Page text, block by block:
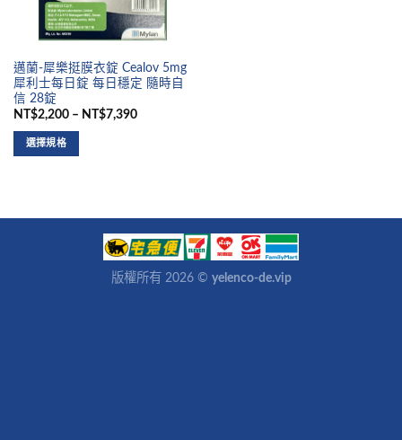
邁蘭-犀樂挺膜衣錠 Cealov 5mg
犀利士每日錠 每日穩定 隨時自
信 28錠
NT$2,200 – NT$7,390
選擇規格
版權所有 2026 © yelenco-de.vip